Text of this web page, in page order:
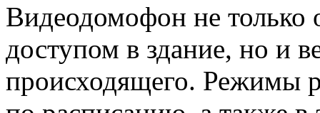
Видеодомофон не только
доступом в здание, но и
происходящего. Режимы